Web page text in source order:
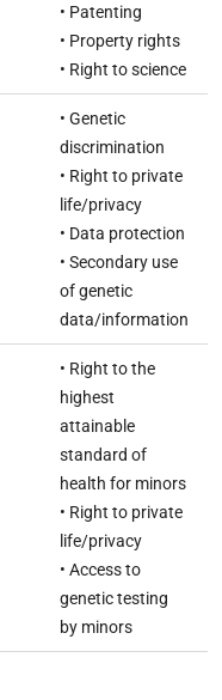
• Patenting
• Property rights
• Right to science
• Genetic
discrimination
• Right to private
life/privacy
• Data protection
• Secondary use
of genetic
data/information
• Right to the
highest
attainable
standard of
health for minors
• Right to private
life/privacy
• Access to
genetic testing
by minors